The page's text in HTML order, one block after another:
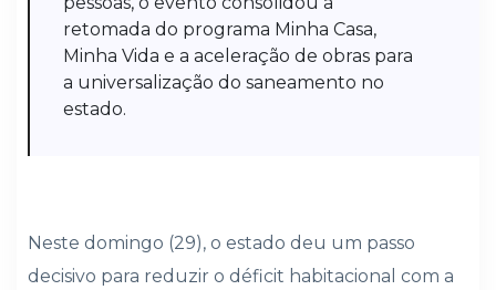
retomada do programa Minha Casa,
Minha Vida e a aceleração de obras para
a universalização do saneamento no
estado.
Neste domingo (29), o estado deu um passo
decisivo para reduzir o déficit habitacional com a